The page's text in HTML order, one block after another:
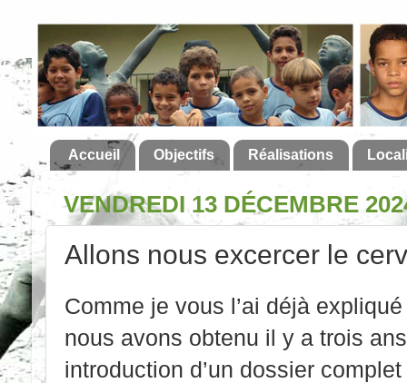
Accueil Objectifs Réalisations
VENDREDI 13 DÉCEMBRE
Allons nous excercer le
Comme je vous l’ai déjà
nous avons obtenu il y a trois
introduction d’un dossier